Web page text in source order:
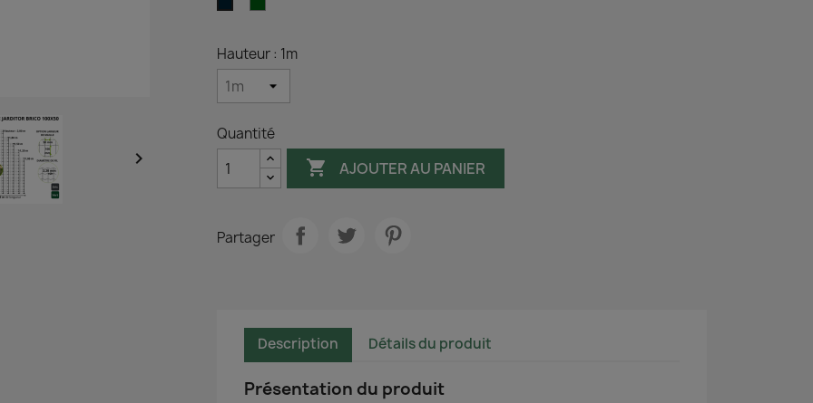

Hauteur : 1m
Quantité
 AJOUTER AU PANIER
Partager
Description Détails du produit
Présentation du produit